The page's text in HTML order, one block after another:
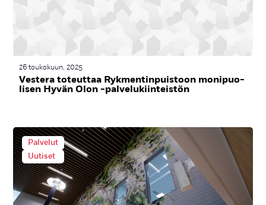
26 toukokuun, 2025
Ves­te­ra to­teut­taa Ryk­men­tin­puis­toon mo­ni­puo­
li­sen Hy­vän Olon -pal­ve­lu­kiin­teis­tön
Palvelut
Uutiset